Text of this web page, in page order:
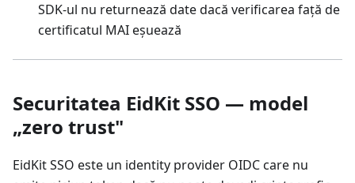
SDK-ul nu returnează date dacă verificarea față de
certificatul MAI eșuează
Securitatea EidKit SSO — model
„zero trust"
EidKit SSO este un identity provider OIDC care nu